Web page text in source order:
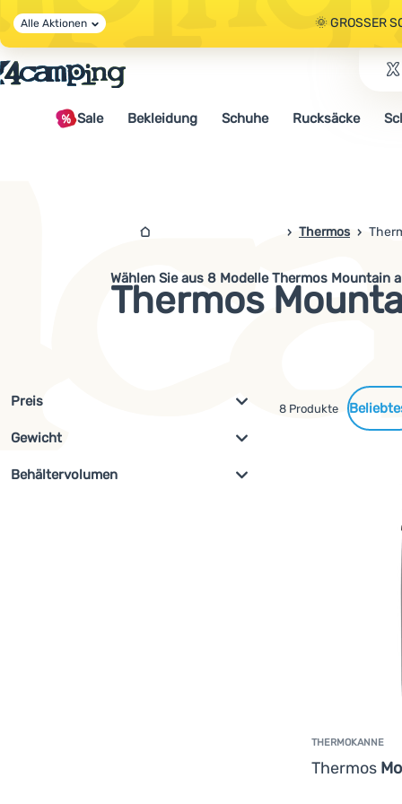
🌞 GROSSER
🤫 - 10 % AUF
🌞 GROSSER
Alle Aktionen
Sale Bekleidung Schuhe Rucksäcke
4campingshop.de
Thermos
Thermos
Wählen Sie aus 8 Modelle Thermos Mountain
8 Produkte
Filterung nach Parametern und
Filterung anzeigen
Preis
Gewicht
Behältervolumen
THERMOKANNE
Thermos